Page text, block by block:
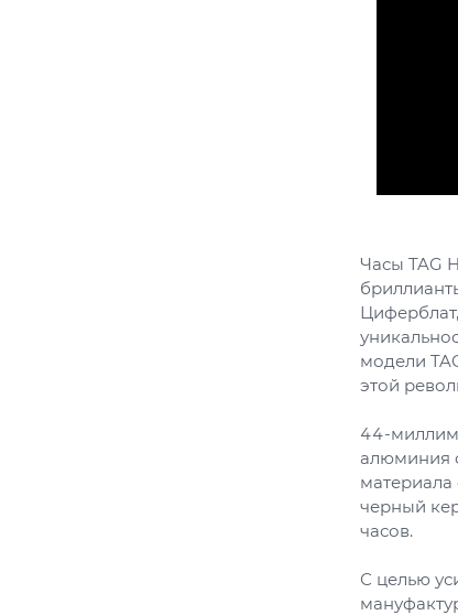
Часы TAG
модели
этой
44-
алюминия
материала
черный
часов.
С целью